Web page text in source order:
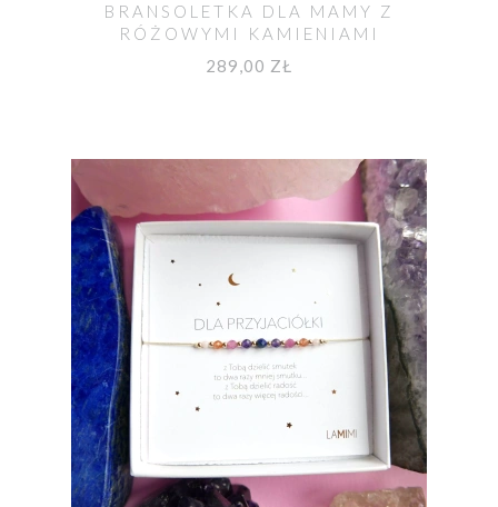
BRANSOLETKA DLA MAMY Z
RÓŻOWYMI KAMIENIAMI
289,00 ZŁ